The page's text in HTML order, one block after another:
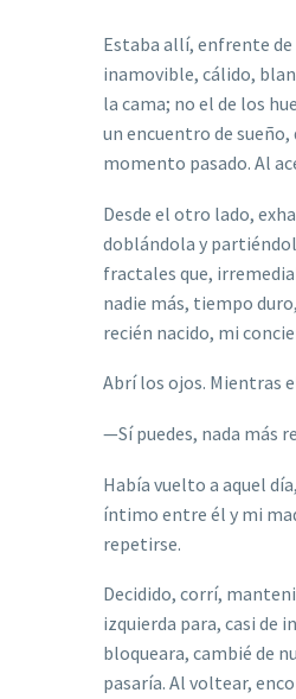
Estaba allí, enfrente
inamovible, cálido,
la cama; no el de los
un encuentro de sueño,
momento pasado. Al
Desde el otro lado,
doblándola y partié
fractales que,
nadie más, tiempo
recién nacido, mi
Abrílos ojos. Mientras
—Sípuedes, nada más
Había vuelto a aquel dí
íntimo entre él y mi
repetirse.
Decidido, corrí,
izquierda para, casi de
bloqueara, cambié de
pasaría. Al voltear,